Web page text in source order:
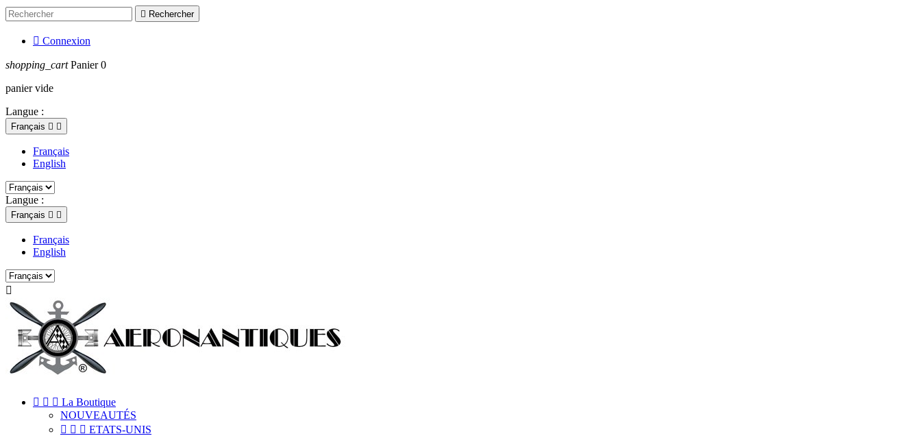
 Rechercher
 Connexion
shopping_cart Panier 0
panier vide
Langue :
Français  
Français
English
Langue :
Français  
Français
English

   La Boutique
NOUVEAUTÉS
   ETATS-UNIS